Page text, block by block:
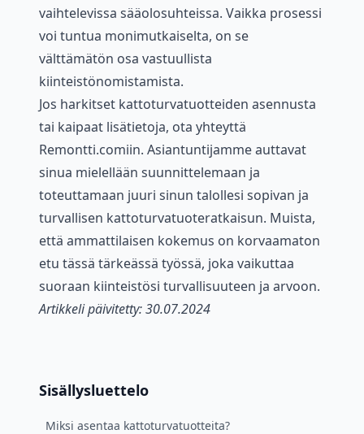
vaihtelevissa sääolosuhteissa. Vaikka prosessi
voi tuntua monimutkaiselta, on se
välttämätön osa vastuullista
kiinteistönomistamista.
Jos harkitset kattoturvatuotteiden asennusta
tai kaipaat lisätietoja, ota yhteyttä
Remontti.comiin. Asiantuntijamme auttavat
sinua mielellään suunnittelemaan ja
toteuttamaan juuri sinun talollesi sopivan ja
turvallisen kattoturvatuoteratkaisun. Muista,
että ammattilaisen kokemus on korvaamaton
etu tässä tärkeässä työssä, joka vaikuttaa
suoraan kiinteistösi turvallisuuteen ja arvoon.
Artikkeli päivitetty: 30.07.2024
Sisällysluettelo
Miksi asentaa kattoturvatuotteita?